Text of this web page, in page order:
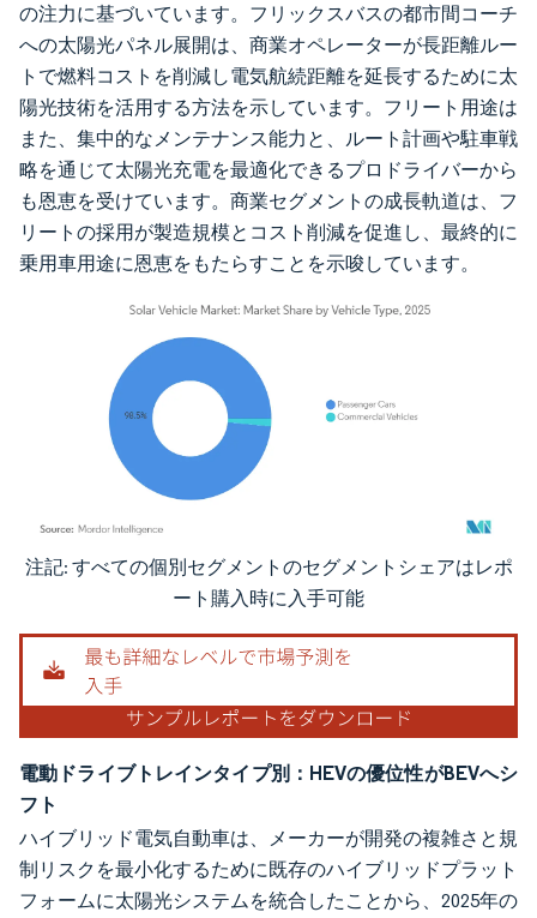
の注力に基づいています。フリックスバスの都市間コーチ
への太陽光パネル展開は、商業オペレーターが長距離ルー
トで燃料コストを削減し電気航続距離を延長するために太
陽光技術を活用する方法を示しています。フリート用途は
また、集中的なメンテナンス能力と、ルート計画や駐車戦
略を通じて太陽光充電を最適化できるプロドライバーから
も恩恵を受けています。商業セグメントの成長軌道は、フ
リートの採用が製造規模とコスト削減を促進し、最終的に
乗用車用途に恩恵をもたらすことを示唆しています。
画像 © Mordor Intelligence。再利用にはCC BY 4.0の表示が必要です。
注記: すべての個別セグメントのセグメントシェアはレポ
ート購入時に入手可能
電動ドライブトレインタイプ別：HEVの優位性がBEVへシ
フト
ハイブリッド電気自動車は、メーカーが開発の複雑さと規
制リスクを最小化するために既存のハイブリッドプラット
フォームに太陽光システムを統合したことから、2025年の